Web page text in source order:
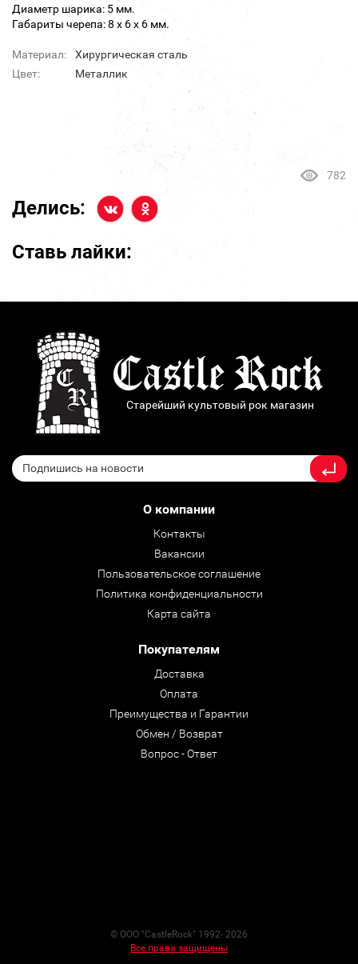
Диаметр шарика: 5 мм.
Габариты черепа: 8 х 6 х 6 мм.
Материал:
Хирургическая сталь
Цвет:
Металлик
782
Делись:
Ставь лайки:
Старейший культовый рок магазин
О компании
Контакты
Вакансии
Пользовательское соглашение
Политика конфиденциальности
Карта сайта
Покупателям
Доставка
Оплата
Преимущества и Гарантии
Обмен / Возврат
Вопрос - Ответ
© ООО "CastleRock" 1992- 2026
Все права защищены